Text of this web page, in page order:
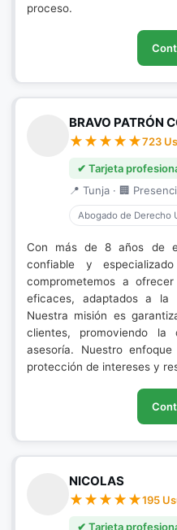
proceso.
BRAVO PATRÓN
723
✔ Tarjeta
📍 Tunja · 🏢
Abogado de Derecho
Con más de 8 años de
confiable y
comprometemos a
eficaces, adaptados a la
Nuestra misión es
clientes, promoviendo
asesoría. Nuestro
protección de intereses y
NICOLAS
195
✔ Tarjeta